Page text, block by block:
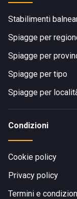
Stabilimenti
Spiagge per
Spiagge per
Spiagge per tipo
Spiagge per
Condizioni
Cookie policy
Privacy policy
Termini e